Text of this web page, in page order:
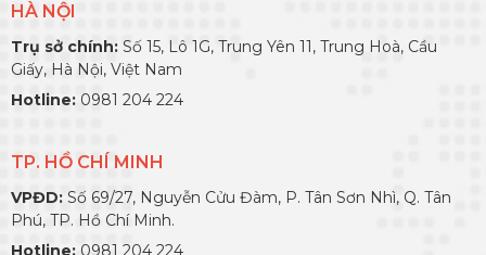
HÀ NỘI
Trụ sở chính: Số 15, Lô 1G, Trung Yên 11, Trung Hoà, Cầu
Giấy, Hà Nội, Việt Nam
Hotline: 0981 204 224
TP. HỒ CHÍ MINH
VPĐD: Số 69/27, Nguyễn Cửu Đàm, P. Tân Sơn Nhì, Q. Tân
Phú, TP. Hồ Chí Minh.
Hotline: 0981 204 224